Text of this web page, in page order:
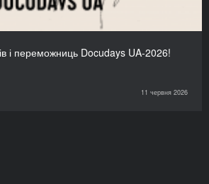
і переможниць Docudays UA-2026!
11 червня 2026